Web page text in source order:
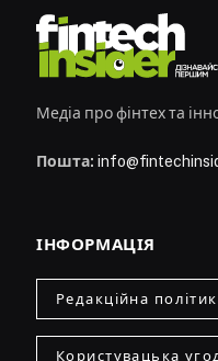
Медіа про фінтех та
Пошта:
ІНФОРМАЦІЯ
Редакційна
Користувацька